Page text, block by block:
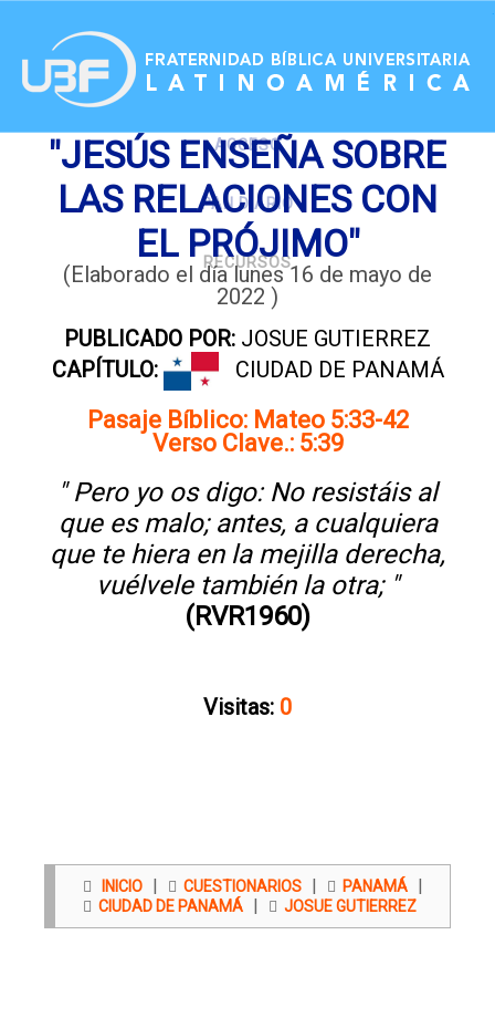
ACCESO
PAN DIARIO
RECURSOS
"JESÚS ENSEÑA SOBRE
LAS RELACIONES CON
EL PRÓJIMO"
(Elaborado el día lunes 16 de mayo de
2022 )
PUBLICADO POR: JOSUE GUTIERREZ
CAPÍTULO:
CIUDAD DE PANAMÁ
Pasaje Bíblico: Mateo 5:33-42
Verso Clave.: 5:39
" Pero yo os digo: No resistáis al
que es malo; antes, a cualquiera
que te hiera en la mejilla derecha,
vuélvele también la otra; "
(RVR1960)
Visitas: 0
INICIO | CUESTIONARIOS | PANAMÁ |
CIUDAD DE PANAMÁ | JOSUE GUTIERREZ